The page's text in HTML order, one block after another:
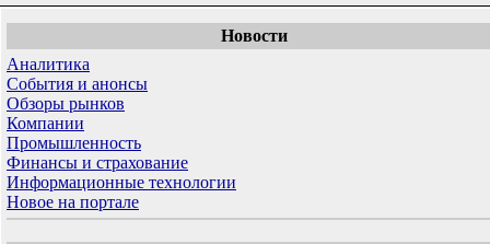
Новости
Аналитика
События и анонсы
Обзоры рынков
Компании
Промышленность
Финансы и страхование
Информационные технологии
Новое на портале